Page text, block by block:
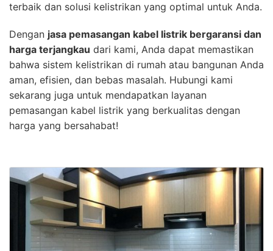
terbaik dan solusi kelistrikan yang optimal untuk Anda.
Dengan jasa pemasangan kabel listrik bergaransi dan
harga terjangkau dari kami, Anda dapat memastikan
bahwa sistem kelistrikan di rumah atau bangunan Anda
aman, efisien, dan bebas masalah. Hubungi kami
sekarang juga untuk mendapatkan layanan
pemasangan kabel listrik yang berkualitas dengan
harga yang bersahabat!